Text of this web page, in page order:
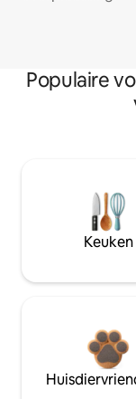
Populaire
Keuken